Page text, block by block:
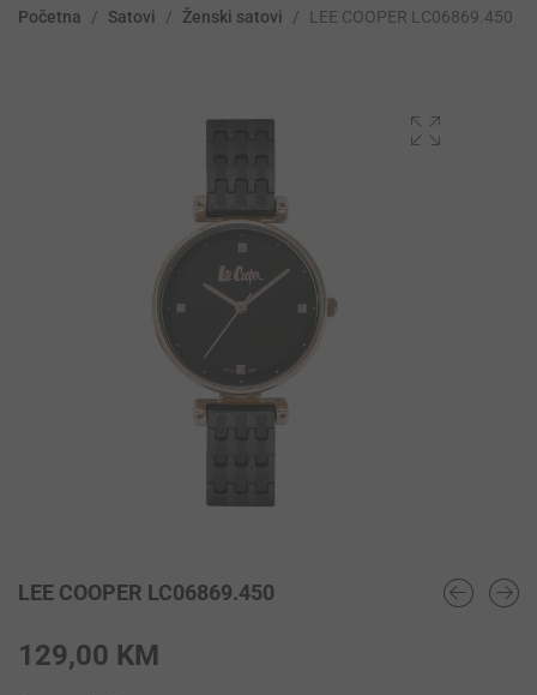
Početna / Satovi / Ženski satovi / LEE COOPER LC06869.450
LEE COOPER LC06869.450
129,00 KM